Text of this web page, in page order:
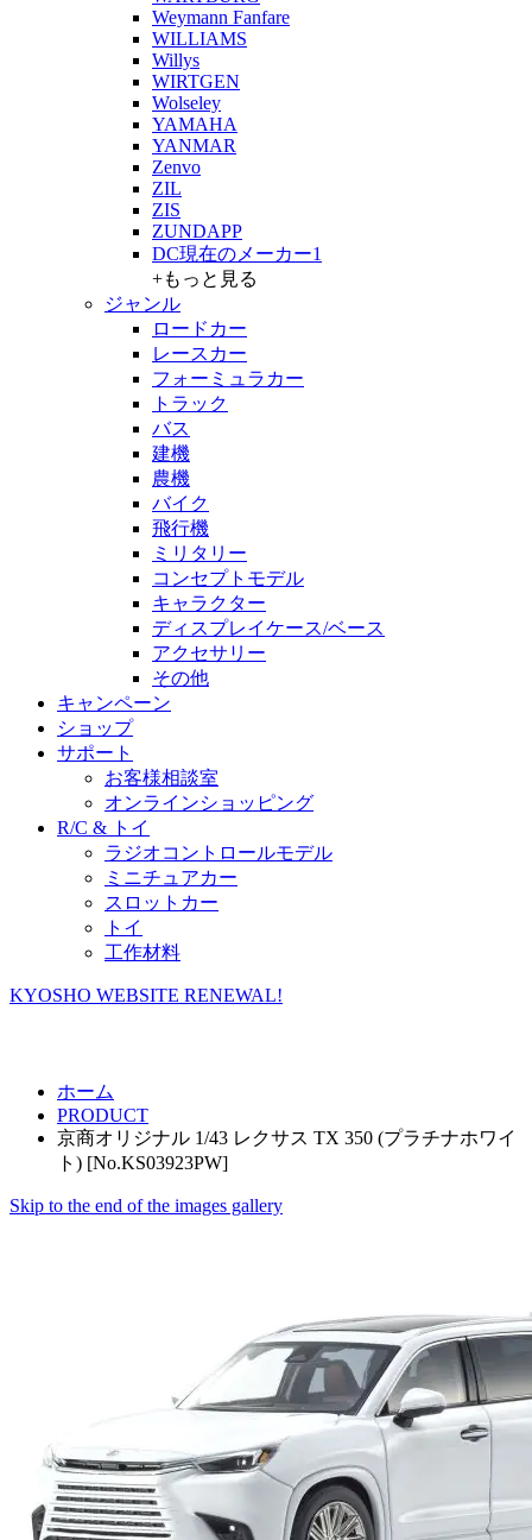
Weymann Fanfare
WILLIAMS
Willys
WIRTGEN
Wolseley
YAMAHA
YANMAR
Zenvo
ZIL
ZIS
ZUNDAPP
DC現在のメーカー1
+もっと見る
ジャンル
ロードカー
レースカー
フォーミュラカー
トラック
バス
建機
農機
バイク
飛行機
ミリタリー
コンセプトモデル
キャラクター
ディスプレイケース/ベース
アクセサリー
その他
キャンペーン
ショップ
サポート
お客様相談室
オンラインショッピング
R/C & トイ
ラジオコントロールモデル
ミニチュアカー
スロットカー
トイ
工作材料
KYOSHO WEBSITE RENEWAL!
ホーム
PRODUCT
京商オリジナル 1/43 レクサス TX 350 (プラチナホワイ
ト) [No.KS03923PW]
Skip to the end of the images gallery